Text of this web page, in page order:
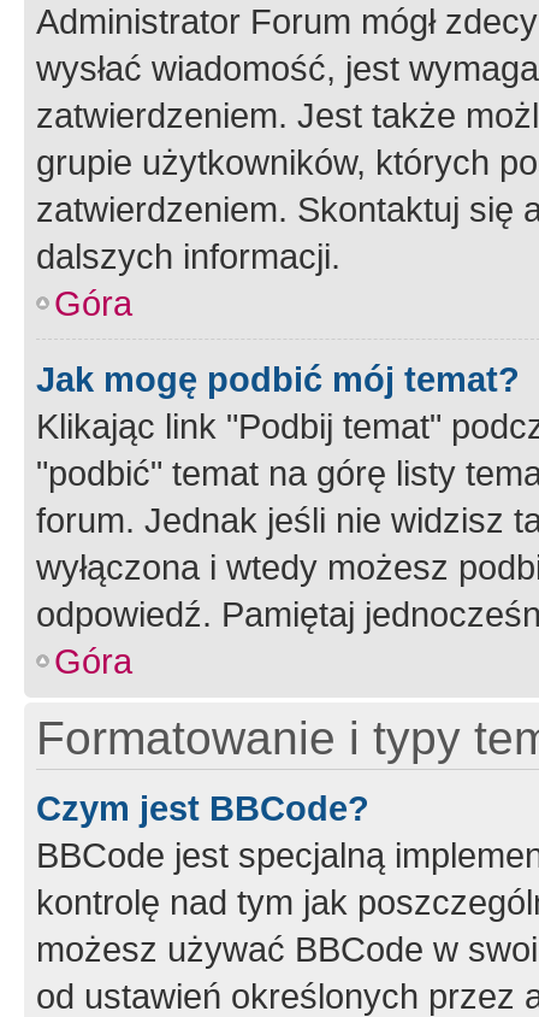
Administrator Forum mógł
wysłać wiadomość, jest
zatwierdzeniem. Jest także
grupie użytkowników, których
zatwierdzeniem. Skontaktuj się
dalszych informacji.
Góra
Jak mogę podbić mój temat?
Klikając link "Podbij temat"
"podbić" temat na górę listy
forum. Jednak jeśli nie widzisz
wyłączona i wtedy możesz
odpowiedź. Pamiętaj
Góra
Formatowanie i typy
Czym jest BBCode?
BBCode jest specjalną
kontrolę nad tym jak
możesz używać BBCode w
od ustawień określonych przez